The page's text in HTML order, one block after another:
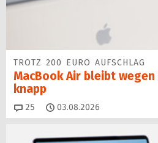
TROTZ 200 EURO AUFSCHLAG
MacBook Air bleibt
knapp
25 Kommentare
03.08.2026